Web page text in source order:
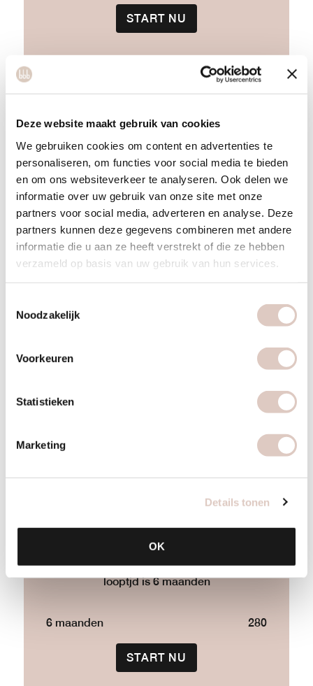
Deze website maakt gebruik van cookies
We gebruiken cookies om content en advertenties te
personaliseren, om functies voor social media te bieden
en om ons websiteverkeer te analyseren. Ook delen we
informatie over uw gebruik van onze site met onze
partners voor social media, adverteren en analyse. Deze
partners kunnen deze gegevens combineren met andere
informatie die u aan ze heeft verstrekt of die ze hebben
verzameld op basis van uw gebruik van hun services.
Noodzakelijk
Voorkeuren
Statistieken
Marketing
Details tonen
OK
START NU
bbb
10 sessions
10 hot cabin/ zaallessen en inclusief body-,
food-, lifestylecoaching, pt & metingen,
looptjd is 2 maanden
10 hot cabin/ zaallessen en inclusief body-,
food-, lifestylecoaching, pt & metingen,
looptjd is 6 maanden
6 maanden 280
START NU